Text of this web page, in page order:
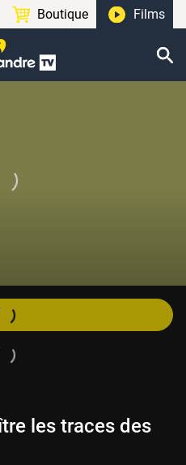
Boutique Films
les traces des